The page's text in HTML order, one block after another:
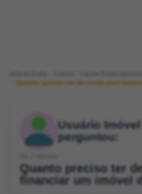
Quanto preciso ter de renda para
Usuário
perguntou:
Quanto preciso ter
financiar um imóvel